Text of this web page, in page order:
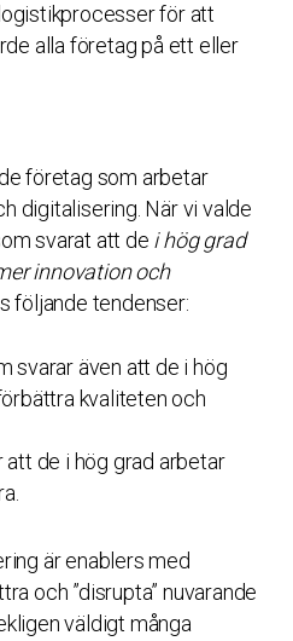
för att
alla företag på ett eller
företag som arbetar
digitalisering. När vi valde
svarat att de i hög grad
innovation och
följande tendenser:
svarar även att de i hög
kvaliteten och
de i hög grad arbetar
är enablers med
och ”disrupta” nuvarande
väldigt många